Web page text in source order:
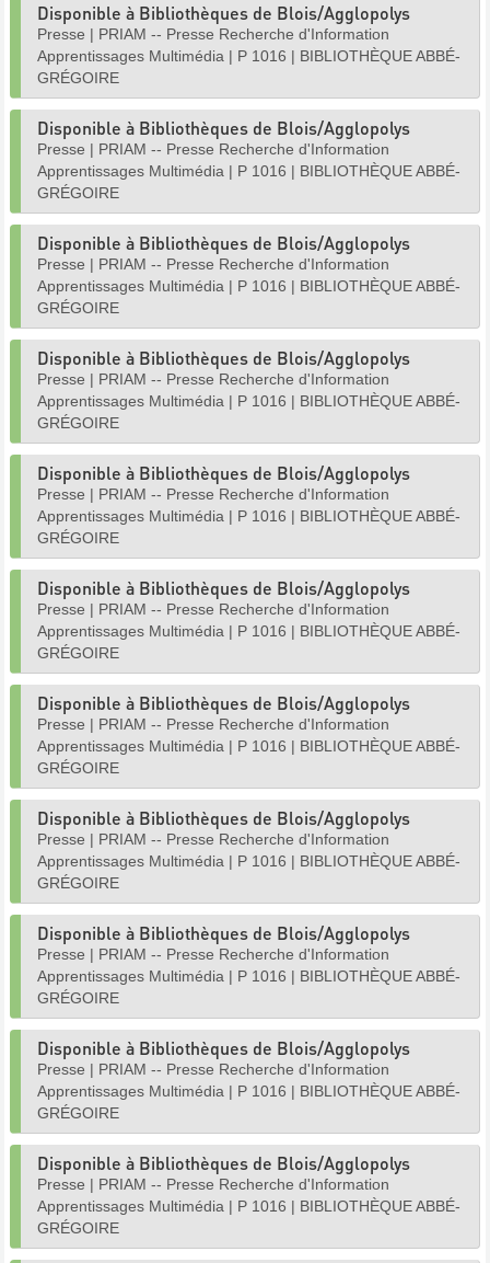
Disponible à Bibliothèques de Blois/Agglopolys
Presse | PRIAM -- Presse Recherche d'Information
Apprentissages Multimédia | P 1016 | BIBLIOTHÈQUE ABBÉ-
GRÉGOIRE
Disponible à Bibliothèques de Blois/Agglopolys
Presse | PRIAM -- Presse Recherche d'Information
Apprentissages Multimédia | P 1016 | BIBLIOTHÈQUE ABBÉ-
GRÉGOIRE
Disponible à Bibliothèques de Blois/Agglopolys
Presse | PRIAM -- Presse Recherche d'Information
Apprentissages Multimédia | P 1016 | BIBLIOTHÈQUE ABBÉ-
GRÉGOIRE
Disponible à Bibliothèques de Blois/Agglopolys
Presse | PRIAM -- Presse Recherche d'Information
Apprentissages Multimédia | P 1016 | BIBLIOTHÈQUE ABBÉ-
GRÉGOIRE
Disponible à Bibliothèques de Blois/Agglopolys
Presse | PRIAM -- Presse Recherche d'Information
Apprentissages Multimédia | P 1016 | BIBLIOTHÈQUE ABBÉ-
GRÉGOIRE
Disponible à Bibliothèques de Blois/Agglopolys
Presse | PRIAM -- Presse Recherche d'Information
Apprentissages Multimédia | P 1016 | BIBLIOTHÈQUE ABBÉ-
GRÉGOIRE
Disponible à Bibliothèques de Blois/Agglopolys
Presse | PRIAM -- Presse Recherche d'Information
Apprentissages Multimédia | P 1016 | BIBLIOTHÈQUE ABBÉ-
GRÉGOIRE
Disponible à Bibliothèques de Blois/Agglopolys
Presse | PRIAM -- Presse Recherche d'Information
Apprentissages Multimédia | P 1016 | BIBLIOTHÈQUE ABBÉ-
GRÉGOIRE
Disponible à Bibliothèques de Blois/Agglopolys
Presse | PRIAM -- Presse Recherche d'Information
Apprentissages Multimédia | P 1016 | BIBLIOTHÈQUE ABBÉ-
GRÉGOIRE
Disponible à Bibliothèques de Blois/Agglopolys
Presse | PRIAM -- Presse Recherche d'Information
Apprentissages Multimédia | P 1016 | BIBLIOTHÈQUE ABBÉ-
GRÉGOIRE
Disponible à Bibliothèques de Blois/Agglopolys
Presse | PRIAM -- Presse Recherche d'Information
Apprentissages Multimédia | P 1016 | BIBLIOTHÈQUE ABBÉ-
GRÉGOIRE